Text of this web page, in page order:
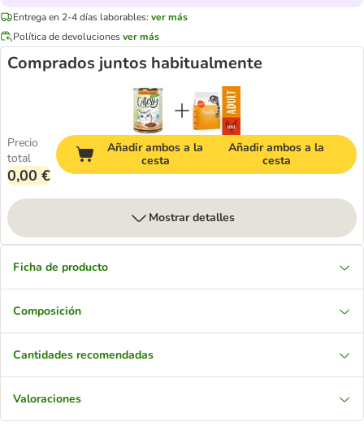
Entrega en 2-4 días laborables: ver más
Política de devolucionesver más
Comprados juntos habitualmente
Precio
total
0,00 €
Añadir ambos a la
cesta
Añadir ambos a la
cesta
Mostrar detalles
Ficha de producto
Composición
Cantidades recomendadas
Valoraciones